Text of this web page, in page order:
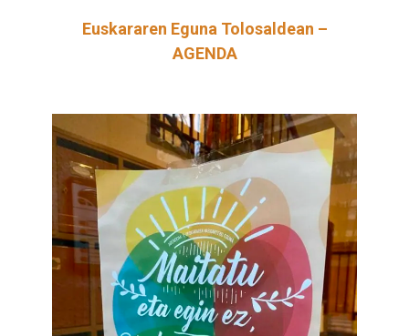
Euskararen Eguna Tolosaldean –
AGENDA